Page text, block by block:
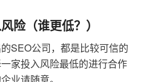
险（谁更低？）
SEO公司，都是比较可信的
家投入风险最低的进行合作